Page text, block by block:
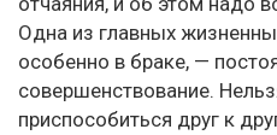
Одна из главных
особенно в браке, —
совершенствование.
приспособиться друг к